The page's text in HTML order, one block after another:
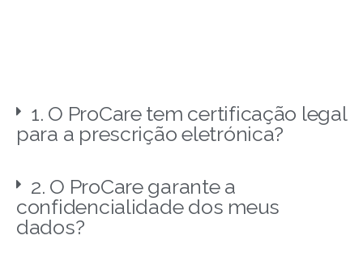
1. O ProCare tem certificação legal
para a prescrição eletrónica?
2. O ProCare garante a
confidencialidade dos meus
dados?